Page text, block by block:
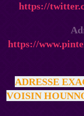
https://
https://
ADRESSE
VOISIN